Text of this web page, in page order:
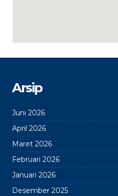
Arsip
Juni 2026
April 2026
Maret 2026
Februari 2026
Januari 2026
Desember 2025